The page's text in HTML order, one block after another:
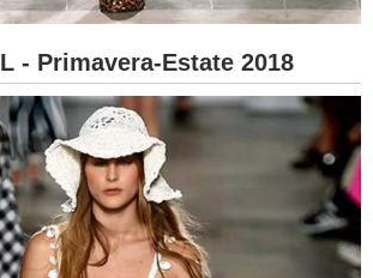
- Primavera-Estate 2018